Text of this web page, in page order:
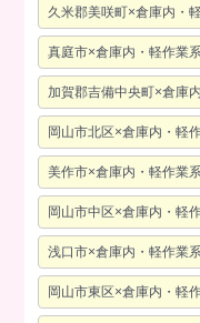
久米郡美咲町×倉庫内・
真庭市×倉庫内・軽作業
加賀郡吉備中央町×倉庫
岡山市北区×倉庫内・軽
美作市×倉庫内・軽作業
岡山市中区×倉庫内・軽
浅口市×倉庫内・軽作業
岡山市東区×倉庫内・軽